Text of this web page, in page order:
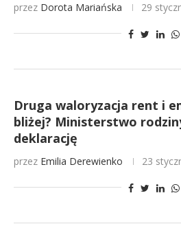
przez Dorota Mariańska 29
Druga waloryzacja rent i
bliżej? Ministerstwo
deklarację
przez Emilia Derewienko 23